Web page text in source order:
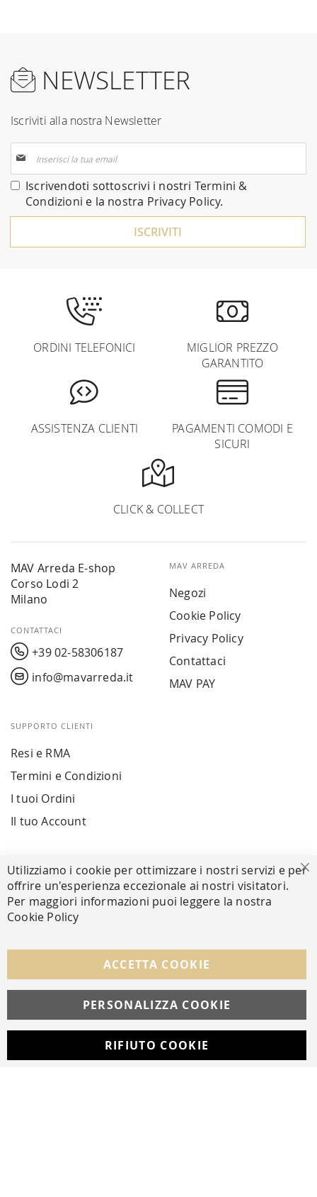
NEWSLETTER
Iscriviti alla nostra Newsletter
alla
nostra
Newsletter:
Iscrivendoti sottoscrivi i nostri Termini &
Condizioni e la nostra Privacy Policy.
ISCRIVITI
ORDINI TELEFONICI
MIGLIOR PREZZO
GARANTITO
ASSISTENZA CLIENTI
PAGAMENTI COMODI E
SICURI
CLICK & COLLECT
MAV Arreda E-shop
Corso Lodi 2
Milano
CONTATTACI
+39 02-58306187
info@mavarreda.it
MAV ARREDA
Negozi
Cookie Policy
Privacy Policy
Contattaci
MAV PAY
SUPPORTO CLIENTI
Resi e RMA
Termini e Condizioni
I tuoi Ordini
Il tuo Account
Facebook Instagram Whatsapp
© Copyright MAV Arreda s.r.l. | P.IVA IT05919160969
Via Galileo Galilei, 14 | Milano
Utilizziamo i cookie per ottimizzare i nostri servizi e per
offrire un'esperienza eccezionale ai nostri visitatori.
Per maggiori informazioni puoi leggere la nostra
Cookie Policy
ACCETTA COOKIE
PERSONALIZZA COOKIE
RIFIUTO COOKIE